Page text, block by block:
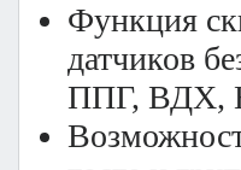
Функция
датчиков
ППГ, ВДХ,